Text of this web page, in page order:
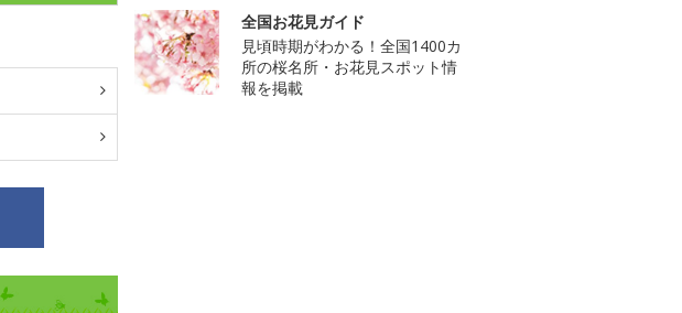
全国お花見ガイド
見頃時期がわかる！全国1400カ
所の桜名所・お花見スポット情
報を掲載